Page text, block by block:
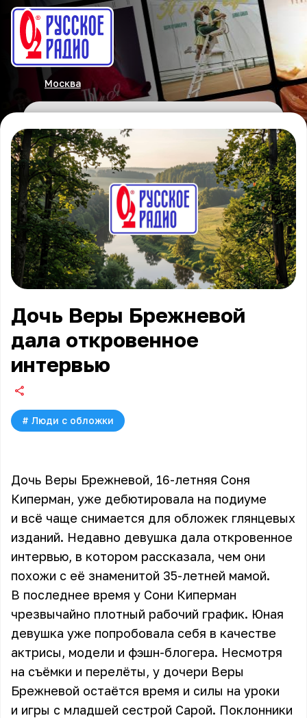
Москва
Дочь Веры Брежневой
дала откровенное
интервью
# Люди с обложки
Дочь Веры Брежневой, 16-летняя Соня
Киперман, уже дебютировала на подиуме
и всё чаще снимается для обложек глянцевых
изданий. Недавно девушка дала откровенное
интервью, в котором рассказала, чем они
похожи с её знаменитой 35-летней мамой.
В последнее время у Сони Киперман
чрезвычайно плотный рабочий график. Юная
девушка уже попробовала себя в качестве
актрисы, модели и фэшн-блогера. Несмотря
на съёмки и перелёты, у дочери Веры
Брежневой остаётся время и силы на уроки
и игры с младшей сестрой Сарой. Поклонники